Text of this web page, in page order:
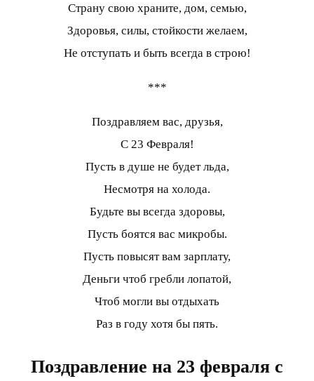
Страну свою храните, дом, семью,
Здоровья, силы, стойкости желаем,
Не отступать и быть всегда в строю!
***
Поздравляем вас, друзья,
С 23 Февраля!
Пусть в душе не будет льда,
Несмотря на холода.
Будьте вы всегда здоровы,
Пусть боятся вас микробы.
Пусть повысят вам зарплату,
Деньги чтоб гребли лопатой,
Чтоб могли вы отдыхать
Раз в году хотя бы пять.
Поздравление на 23 февраля с